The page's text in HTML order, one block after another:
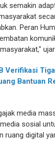
semakin
Peran
Verifikasi
Bantuan
media
sosial
ruang digital